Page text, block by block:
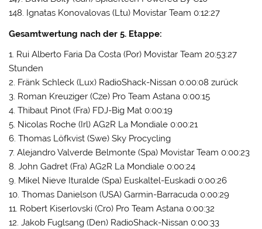
148. Ignatas Konovalovas (Ltu) Movistar Team 0:12:27
Gesamtwertung nach der 5. Etappe:
1. Rui Alberto Faria Da Costa (Por) Movistar Team 20:53:27
Stunden
2. Fränk Schleck (Lux) RadioShack-Nissan 0:00:08 zurück
3. Roman Kreuziger (Cze) Pro Team Astana 0:00:15
4. Thibaut Pinot (Fra) FDJ-Big Mat 0:00:19
5. Nicolas Roche (Irl) AG2R La Mondiale 0:00:21
6. Thomas Löfkvist (Swe) Sky Procycling
7. Alejandro Valverde Belmonte (Spa) Movistar Team 0:00:23
8. John Gadret (Fra) AG2R La Mondiale 0:00:24
9. Mikel Nieve Ituralde (Spa) Euskaltel-Euskadi 0:00:26
10. Thomas Danielson (USA) Garmin-Barracuda 0:00:29
11. Robert Kiserlovski (Cro) Pro Team Astana 0:00:32
12. Jakob Fuglsang (Den) RadioShack-Nissan 0:00:33